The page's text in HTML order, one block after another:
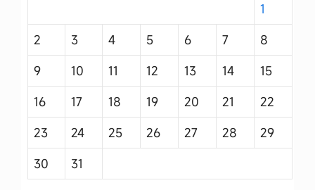
1
2
3 4 5 6 7
8
9
10 11 12 13 14
15
16
17 18 19 20 21
22
23
24 25 26 27 28
29
30
31